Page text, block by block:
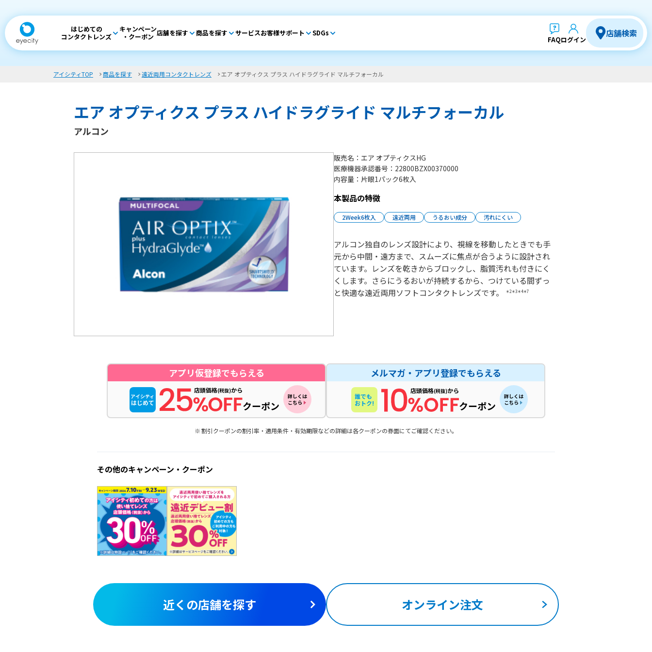
はじめての
コンタクトレンズ
キャンペーン
・クーポン 店舗を探す 商品を探す サービスお客様サポート SDGs
FAQログイン
店舗検索
アイシティTOP 商品を探す 遠近両用コンタクトレンズ エア オプティクス プラス ハイドラグライド マルチフォーカル
エア オプティクス プラス ハイドラグライド マルチフォーカル
アルコン
販売名
エア オプティクスHG
医療機器承認番号
22800BZX00370000
内容量
片眼1パック6枚入
本製品の特徴
2Week6枚入 遠近両用 うるおい成分 汚れにくい
アルコン独自のレンズ設計により、視線を移動したときでも手
元から中間・遠方まで、スムーズに焦点が合うように設計され
ています。レンズを乾きからブロックし、脂質汚れも付きにく
くします。さらにうるおいが持続するから、つけている間ずっ
と快適な遠近両用ソフトコンタクトレンズです。
＊2＊3＊4＊7
アプリ仮登録でもらえる
アイシティ
はじめて
店頭価格(税抜)から
クーポン
詳しくは
こちら
メルマガ・アプリ登録でもらえる
誰でも
おトク!
店頭価格(税抜)から
クーポン
詳しくは
こちら
割引クーポンの割引率・適用条件・有効期限などの詳細は各クーポンの券面にてご確認ください。
その他のキャンペーン・クーポン
近くの店舗を探す オンライン注文